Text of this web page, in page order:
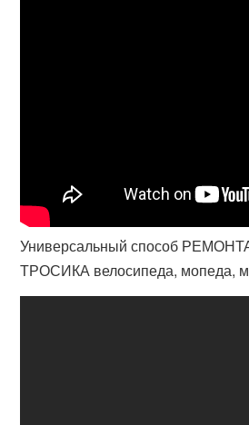
Универсальный способ
ТРОСИКА велосипеда, мопеда,